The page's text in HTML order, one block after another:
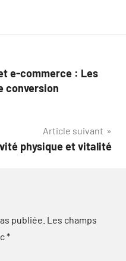
e-commerce : Les
conversion
Article suivant
physique et vitalité
publiée. Les champs
*